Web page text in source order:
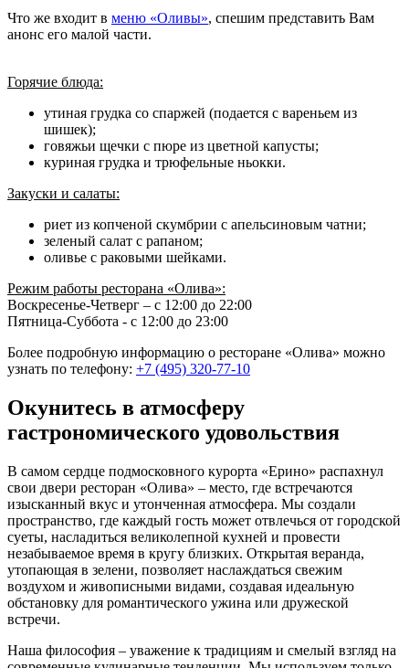
Что же входит в меню «Оливы», спешим представить Вам
анонс его малой части.
Горячие блюда:
утиная грудка со спаржей (подается с вареньем из
шишек);
говяжьи щечки с пюре из цветной капусты;
куриная грудка и трюфельные ньокки.
Закуски и салаты:
риет из копченой скумбрии с апельсиновым чатни;
зеленый салат с рапаном;
оливье с раковыми шейками.
Режим работы ресторана «Олива»:
Воскресенье-Четверг – с 12:00 до 22:00
Пятница-Суббота - с 12:00 до 23:00
Более подробную информацию о ресторане «Олива» можно
узнать по телефону: +7 (495) 320-77-10
Окунитесь в атмосферу
гастрономического удовольствия
В самом сердце подмосковного курорта «Ерино» распахнул
свои двери ресторан «Олива» – место, где встречаются
изысканный вкус и утонченная атмосфера. Мы создали
пространство, где каждый гость может отвлечься от городской
суеты, насладиться великолепной кухней и провести
незабываемое время в кругу близких. Открытая веранда,
утопающая в зелени, позволяет наслаждаться свежим
воздухом и живописными видами, создавая идеальную
обстановку для романтического ужина или дружеской
встречи.
Наша философия – уважение к традициям и смелый взгляд на